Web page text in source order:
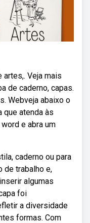
Veja mais
de caderno, capas.
Webveja abaixo o
que atenda às
e abra um
caderno ou para
de trabalho e,
algumas
foi
a diversidade
formas. Com